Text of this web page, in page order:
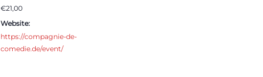
€21,00
Website:
https://compagnie-de-
comedie.de/event/